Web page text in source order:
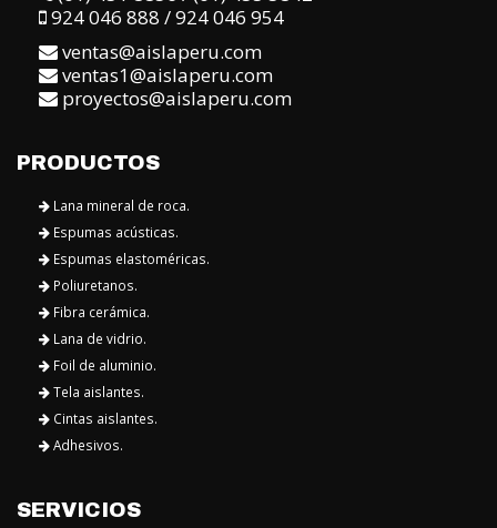
924 046 888 / 924 046 954
ventas@aislaperu.com
ventas1@aislaperu.com
proyectos@aislaperu.com
PRODUCTOS
Lana mineral de roca.
Espumas acústicas.
Espumas elastoméricas.
Poliuretanos.
Fibra cerámica.
Lana de vidrio.
Foil de aluminio.
Tela aislantes.
Cintas aislantes.
Adhesivos.
SERVICIOS